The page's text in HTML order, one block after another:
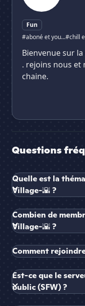
Fun
#aboné et you...#chill
Bienvenue sur
. rejoins nous et
chaine.
Questions
Quelle est la
Village-🌇 ?
Combien de
Village-🌇 ?
Comment
Est-ce que le
public (SFW) ?